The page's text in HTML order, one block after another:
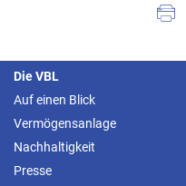
Die VBL
Auf einen Blick
Vermögensanlage
Nachhaltigkeit
Presse